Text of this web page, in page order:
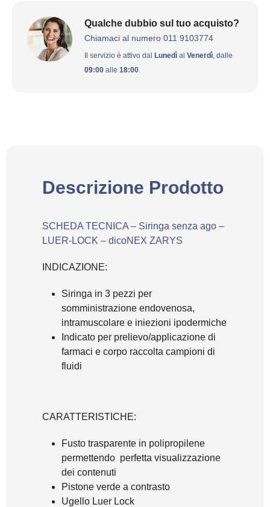
Qualche dubbio sul tuo acquisto?
Chiamaci al numero 011 9103774
Il servizio è attivo dal Lunedì al Venerdì, dalle
09:00 alle 18:00.
Descrizione Prodotto
SCHEDA TECNICA – Siringa senza ago –
LUER-LOCK – dicoNEX ZARYS
INDICAZIONE:
Siringa in 3 pezzi per
somministrazione endovenosa,
intramuscolare e iniezioni ipodermiche
Indicato per prelievo/applicazione di
farmaci e corpo raccolta campioni di
fluidi
CARATTERISTICHE:
Fusto trasparente in polipropilene
permettendo perfetta visualizzazione
dei contenuti
Pistone verde a contrasto
Ugello Luer Lock